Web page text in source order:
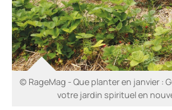
© RageMag - Que planter en janvier :
votre jardin spirituel en